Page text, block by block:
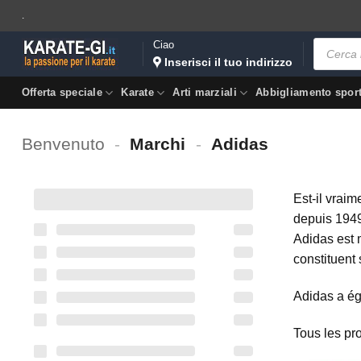
ai
contenuti
.
Ciao
Inserisci il tuo indirizzo
Ricerca
prodotti
Offerta speciale Karate Arti marziali Abbigliamento
Benvenuto - Marchi - Adidas
Est-il
depuis
Adidas est
constituent
Adidas a
Tous les